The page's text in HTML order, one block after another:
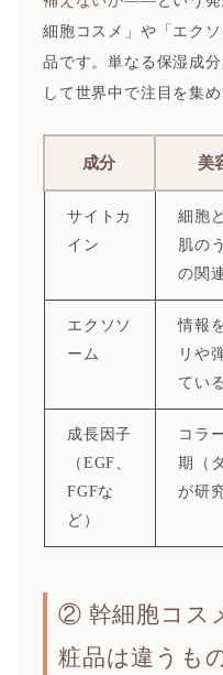
細胞コスメ」や「エク
品です。単なる保湿成
して世界中で注目を集め
成分 美
サイトカ
イン
細胞
肌の
の関
エクソソ
ーム
情報
リや
ている
成長因子
（EGF、
FGFな
ど）
コラ
期（
が研
② 幹細胞コス
粧品は違うも